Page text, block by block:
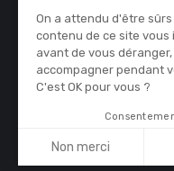
On a attendu d'être sûrs
contenu de ce site vous
avant de vous
accompagner pendant
C'est OK pour vous ?
Non merci